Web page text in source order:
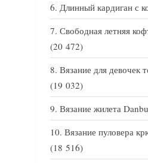
Длинный кардиган с
Свободная летняя
(20 472)
Вязание для девочек
(19 032)
Вязание жилета
Вязание пуловера
(18 516)